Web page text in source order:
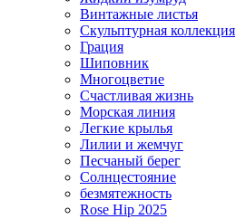
Винтажные листья
Скульптурная коллекция
Грация
Шиповник
Многоцветие
Счастливая жизнь
Морская линия
Легкие крылья
Лилии и жемчуг
Песчаный берег
Солнцестояние
безмятежность
Rose Hip 2025